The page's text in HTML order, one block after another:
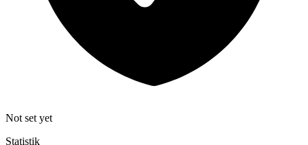
Not set yet
Statistik